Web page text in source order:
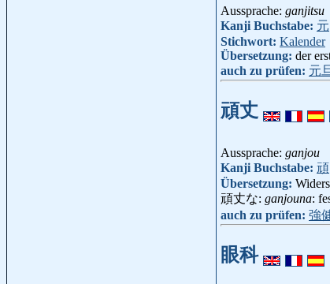
Aussprache: ganjitsu
Kanji Buchstabe: 元
Stichwort: Kalender
Übersetzung: der
auch zu prüfen: 元
頑丈
Aussprache: ganjou
Kanji Buchstabe: 頑
Übersetzung:
頑丈な: ganjouna:
auch zu prüfen: 強
眼科